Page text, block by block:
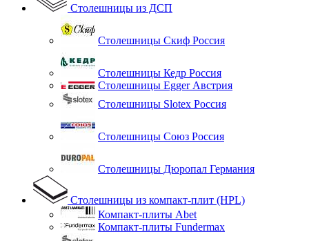
Столешницы из ДСП
Столешницы Скиф Россия
Столешницы Кедр Россия
Столешницы Egger Австрия
Столешницы Slotex Россия
Столешницы Союз Россия
Столешницы Дюропал Германия
Столешницы из компакт-плит (HPL)
Компакт-плиты Abet
Компакт-плиты Fundermax